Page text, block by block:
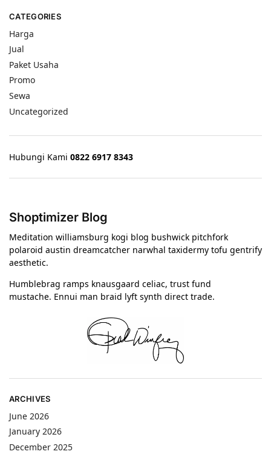
CATEGORIES
Harga
Jual
Paket Usaha
Promo
Sewa
Uncategorized
Hubungi Kami 0822 6917 8343
Shoptimizer Blog
Meditation williamsburg kogi blog bushwick pitchfork
polaroid austin dreamcatcher narwhal taxidermy tofu gentrify
aesthetic.
Humblebrag ramps knausgaard celiac, trust fund
mustache. Ennui man braid lyft synth direct trade.
ARCHIVES
June 2026
January 2026
December 2025